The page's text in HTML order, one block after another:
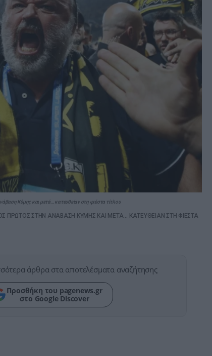
Κύμης και μετά… κατευθείαν στη φιέστα τίτλου
ΠΡΩΤΟΣ ΣΤΗΝ ΑΝΑΒΑΣΗ ΚΥΜΗΣ ΚΑΙ ΜΕΤΑ… ΚΑΤΕΥΘΕΙΑΝ ΣΤΗ ΦΙΕΣΤΑ
άρθρα στα αποτελέσματα αναζήτησης
Προσθήκη του pagenews.gr
στο Google Discover